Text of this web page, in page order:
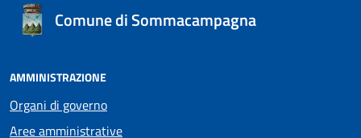
Comune di Sommacampagna
AMMINISTRAZIONE
Organi di governo
Aree amministrative